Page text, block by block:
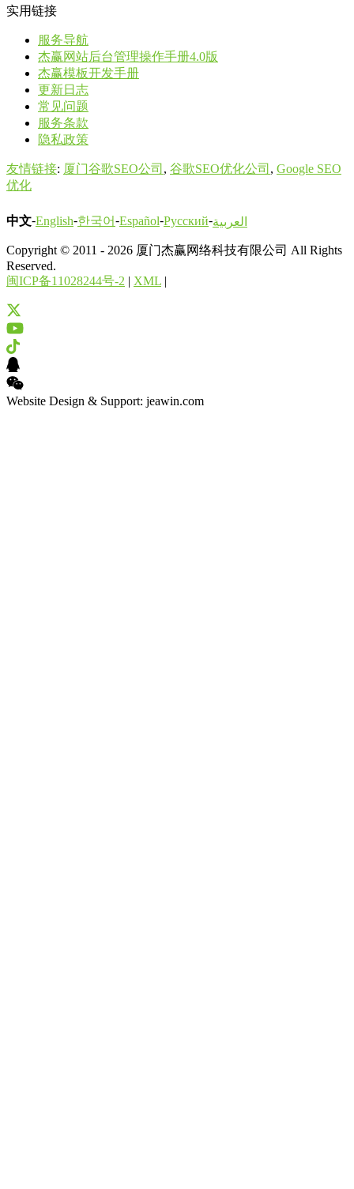
实用链接
服务导航
杰赢网站后台管理操作手册4.0版
杰赢模板开发手册
更新日志
常见问题
服务条款
隐私政策
友情链接: 厦门谷歌SEO公司 , 谷歌SEO优化公司 , Google SEO
优化
中文-English-한국어-Español-Русский-العربية
Copyright © 2011 - 2026 厦门杰赢网络科技有限公司 All Rights
Reserved.
闽ICP备11028244号-2 | XML |
Website Design & Support: jeawin.com